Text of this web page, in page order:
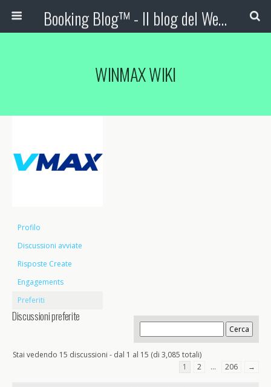
Booking Blog™ - Il blog del Web Marketing Turistico
WINMAX WIKI
Profilo
Discussioni avviate
Risposte Create
Engagements
Preferiti
Discussioni preferite
Stai vedendo 15 discussioni - dal 1 al 15 (di 3,085 totali)
1
2 … 206 →